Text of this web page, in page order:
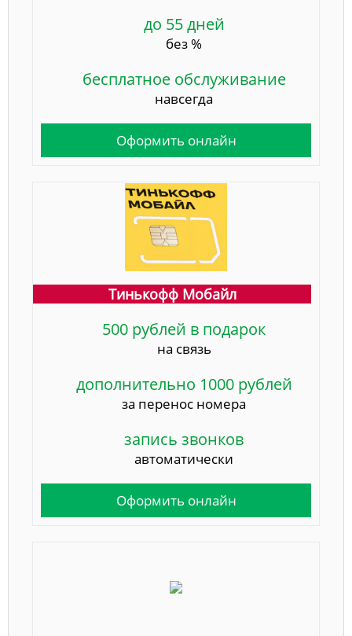
до 55 дней
без %
бесплатное обслуживание
навсегда
Оформить онлайн
Тинькофф Мобайл
500 рублей в подарок
на связь
дополнительно 1000 рублей
за перенос номера
запись звонков
автоматически
Оформить онлайн